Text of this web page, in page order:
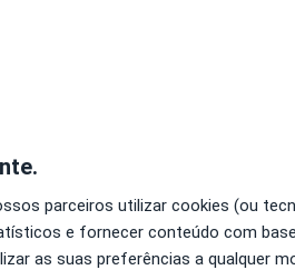
Solicite um atendimento
parceiros utilizar cookies (ou
e fornecer conteúdo com
as suas preferências a qualquer